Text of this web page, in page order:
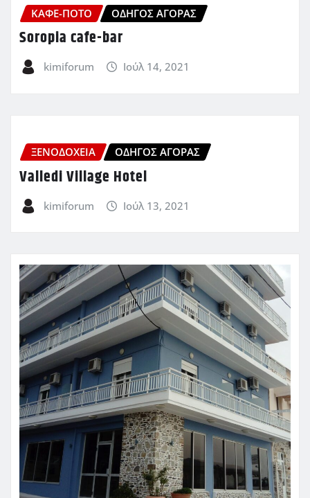
ΚΑΦΈ-ΠΟΤΌ ΟΔΗΓΌΣ ΑΓΟΡΆΣ
Soropia cafe-bar
kimiforum Ιούλ 14, 2021
ΞΕΝΟΔΟΧΕΊΑ ΟΔΗΓΌΣ ΑΓΟΡΆΣ
Valledi Village Hotel
kimiforum Ιούλ 13, 2021